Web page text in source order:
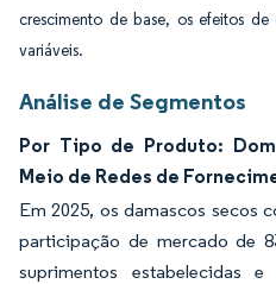
crescimento de base, os efeitos
variáveis.
Análise de Segmentos
Por Tipo de Produto:
Meio de Redes de
Em 2025, os damascos secos
participação de mercado de
suprimentos estabelecidas